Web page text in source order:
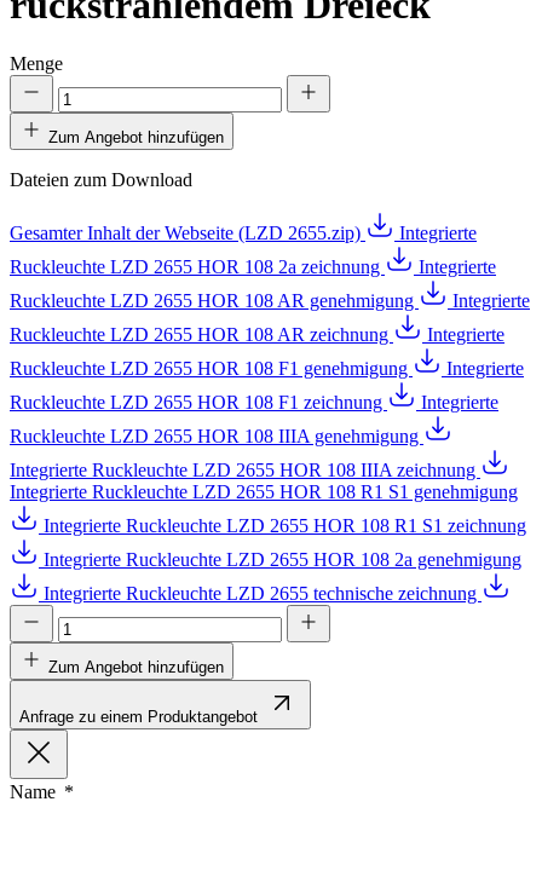
Menge
Zum Angebot hinzufügen
Dateien zum Download
Gesamter Inhalt der Webseite (LZD 2655.zip)
Integrierte
Ruckleuchte LZD 2655 HOR 108 2a zeichnung
Integrierte
Ruckleuchte LZD 2655 HOR 108 AR genehmigung
Integrierte
Ruckleuchte LZD 2655 HOR 108 AR zeichnung
Integrierte
Ruckleuchte LZD 2655 HOR 108 F1 genehmigung
Integrierte
Ruckleuchte LZD 2655 HOR 108 F1 zeichnung
Integrierte
Ruckleuchte LZD 2655 HOR 108 IIIA genehmigung
Integrierte Ruckleuchte LZD 2655 HOR 108 IIIA zeichnung
Integrierte Ruckleuchte LZD 2655 HOR 108 R1 S1 genehmigung
Integrierte Ruckleuchte LZD 2655 HOR 108 R1 S1 zeichnung
Integrierte Ruckleuchte LZD 2655 HOR 108 2a genehmigung
Integrierte Ruckleuchte LZD 2655 technische zeichnung
Zum Angebot hinzufügen
Anfrage zu einem Produktangebot
Name